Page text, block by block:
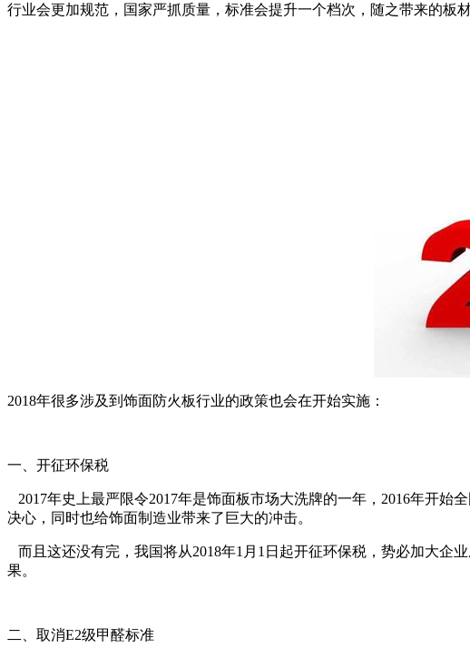
行业会更加规范，国家严抓质量，标准会提升一个档次，随之带来的板
2018年很多涉及到饰面防火板行业的政策也会在开始实施：
一、开征环保税
2017年史上最严限令2017年是饰面板市场大洗牌的一年，2016年开始
决心，同时也给饰面制造业带来了巨大的冲击。
而且这还没有完，我国将从2018年1月1日起开征环保税，势必加大企
果。
二、取消E2级甲醛标准